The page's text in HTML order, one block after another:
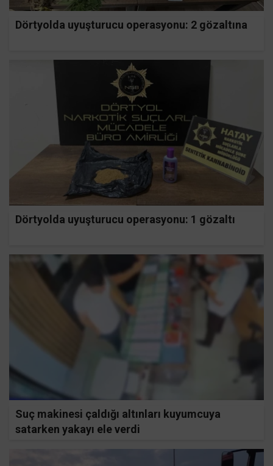
Dörtyolda uyuşturucu operasyonu: 2 gözaltına
Dörtyolda uyuşturucu operasyonu: 1 gözaltı
Suç makinesi çaldığı altınları kuyumcuya
satarken yakayı ele verdi